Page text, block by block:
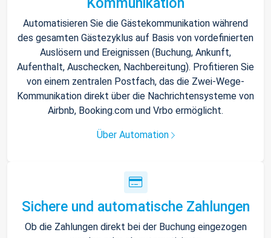
Automatisieren Sie die Gästekommunikation während
des gesamten Gästezyklus auf Basis von vordefinierten
Auslösern und Ereignissen (Buchung, Ankunft,
Aufenthalt, Auschecken, Nachbereitung). Profitieren Sie
von einem zentralen Postfach, das die Zwei-Wege-
Kommunikation direkt über die Nachrichtensysteme von
Airbnb, Booking.com und Vrbo ermöglicht.
Über Automation
Sichere und automatische Zahlungen
Ob die Zahlungen direkt bei der Buchung eingezogen